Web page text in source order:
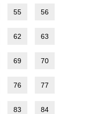
55 56
62 63
69 70
76 77
83 84